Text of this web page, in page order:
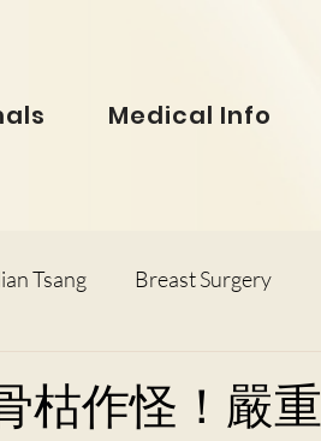
Medical Info
Tsang Breast Surgery
枯作怪！嚴重